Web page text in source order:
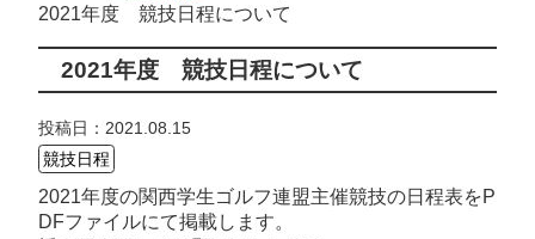
2021年度 競技日程について
2021年度 競技日程について
投稿日：2021.08.15
競技日程
2021年度の関西学生ゴルフ連盟主催競技の日程表をP
DFファイルにて掲載します。